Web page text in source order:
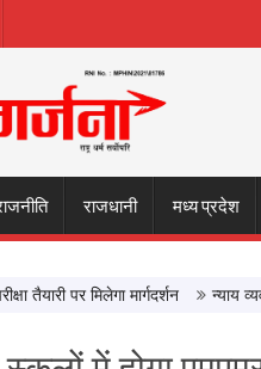
राजधानी मध्य प्रदेश
पर मिलेगा मार्गदर्शन न्याय व्यवस्था